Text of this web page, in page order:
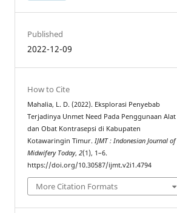
Published
2022-12-09
How to Cite
Mahalia, L. D. (2022). Eksplorasi Penyebab
Terjadinya Unmet Need Pada Penggunaan Alat
dan Obat Kontrasepsi di Kabupaten
Kotawaringin Timur. IJMT : Indonesian Journal of
Midwifery Today,2(1), 1–6.
https://doi.org/10.30587/ijmt.v2i1.4794
More Citation Formats